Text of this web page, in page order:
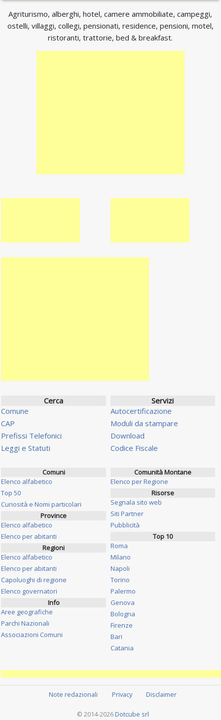
Agriturismo, alberghi, hotel, camere ammobiliate, campeggi,
ostelli, villaggi, collegi, pensionati, residence, pensioni, motel,
ristoranti, trattorie, bed & breakfast.
Cerca
Comune
CAP
Prefissi Telefonici
Leggi e Statuti
Servizi
Autocertificazione
Moduli da stampare
Download
Codice Fiscale
Comuni
Elenco alfabetico
Top 50
Curiosità e Nomi particolari
Province
Elenco alfabetico
Elenco per abitanti
Regioni
Elenco alfabetico
Elenco per abitanti
Capoluoghi di regione
Elenco governatori
Info
Aree geografiche
Parchi Nazionali
Associazioni Comuni
Comunità Montane
Elenco per Regione
Risorse
Segnala sito web
Siti Partner
Pubblicità
Top 10
Roma
Milano
Napoli
Torino
Palermo
Genova
Bologna
Firenze
Bari
Catania
Note redazionali Privacy Disclaimer
© 2014-2026 Dotcube srl